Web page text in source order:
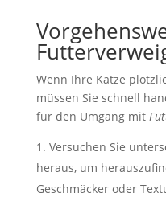
Wenn Ihre Katze
müssen Sie schnell
für den Umgang mit
Versuchen Sie
heraus, um
Geschmäcker oder